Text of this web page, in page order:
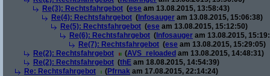
Re(3): Rechtsfahrgebot (ese am 13.08.2015, 13:58:43)
Re(4): Rechtsfahrgebot ( Infosauger am 13.08.2015, 15:06:38)
Re(5): Rechtsfahrgebot (ese am 13.08.2015, 15:12:50)
Re(6): Rechtsfahrgebot ( Infosauger am 13.08.2015,
Re(7): Rechtsfahrgebot (ese am 13.08.2015, 15:29:05)
Re(2): Rechtsfahrgebot
(AVS_reloaded am 13.08.2015, 14:48:31)
Re(2): Rechtsfahrgebot (thE am 18.08.2015, 14:54:39)
Re: Rechtsfahrgebot
(Pfrnak am 17.08.2015, 22:14:24)